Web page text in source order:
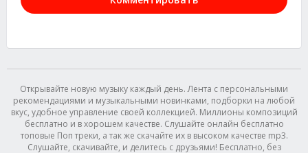
Открывайте новую музыку каждый день. Лента с персональными
рекомендациями и музыкальными новинками, подборки на любой
вкус, удобное управление своей коллекцией. Миллионы композиций
бесплатно и в хорошем качестве. Слушайте онлайн бесплатно
топовые Поп треки, а так же скачайте их в высоком качестве mp3.
Слушайте, скачивайте, и делитесь с друзьями! Бесплатно, без